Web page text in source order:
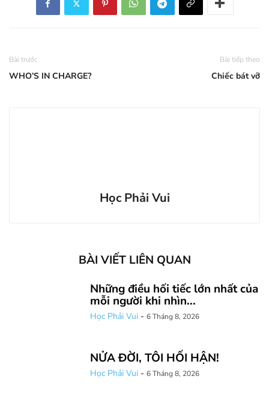
Bài trước
WHO’S IN CHARGE?
Bài tiếp theo
Chiếc bát vỡ
Học Phải Vui
BÀI VIẾT LIÊN QUAN
Những điều hối tiếc lớn nhất của
mỗi người khi nhìn...
Học Phải Vui - 6 Tháng 8, 2026
NỬA ĐỜI, TÔI HỐI HẬN!
Học Phải Vui - 6 Tháng 8, 2026